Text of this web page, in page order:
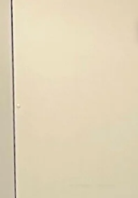
Zum
Hauptinhalt
springen